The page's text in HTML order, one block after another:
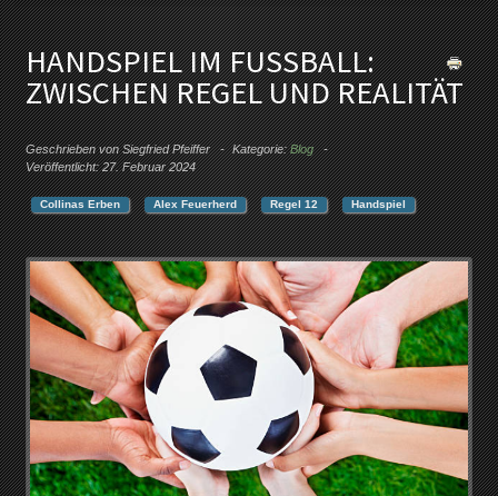
HANDSPIEL IM FUSSBALL: Z
WISCHEN REGEL UND REALITÄT
Geschrieben vonSiegfried Pfeiffer Kategorie:Blog
Veröffentlicht: 27. Februar 2024
Collinas Erben Alex Feuerherd Regel 12 Handspiel